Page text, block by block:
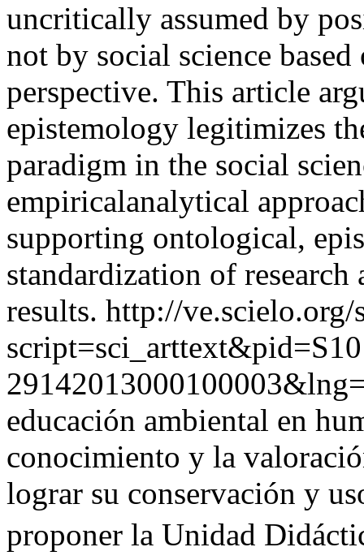
uncritically assumed by
not by social science
perspective. This article
epistemology legitimizes
paradigm in the social
empiricalanalytical
supporting ontological,
standardization of
results. http://ve.scielo.org/
educación ambiental en
conocimiento y la
lograr su conservación y
proponer la Unidad